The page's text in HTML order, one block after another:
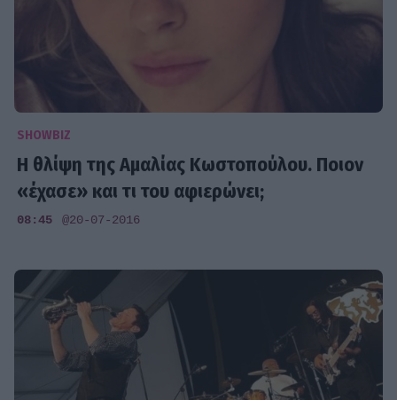
SHOWBIZ
Η θλίψη της Αμαλίας Κωστοπούλου. Ποιον
«έχασε» και τι του αφιερώνει;
08:45 @20-07-2016